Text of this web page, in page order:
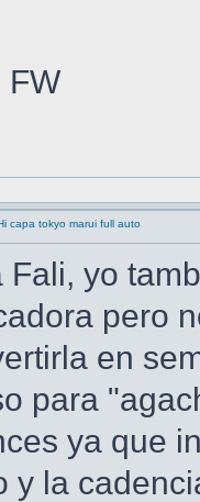
FW
capa tokyo marui full auto
Fali, yo
pero
en
para
ya que
y la